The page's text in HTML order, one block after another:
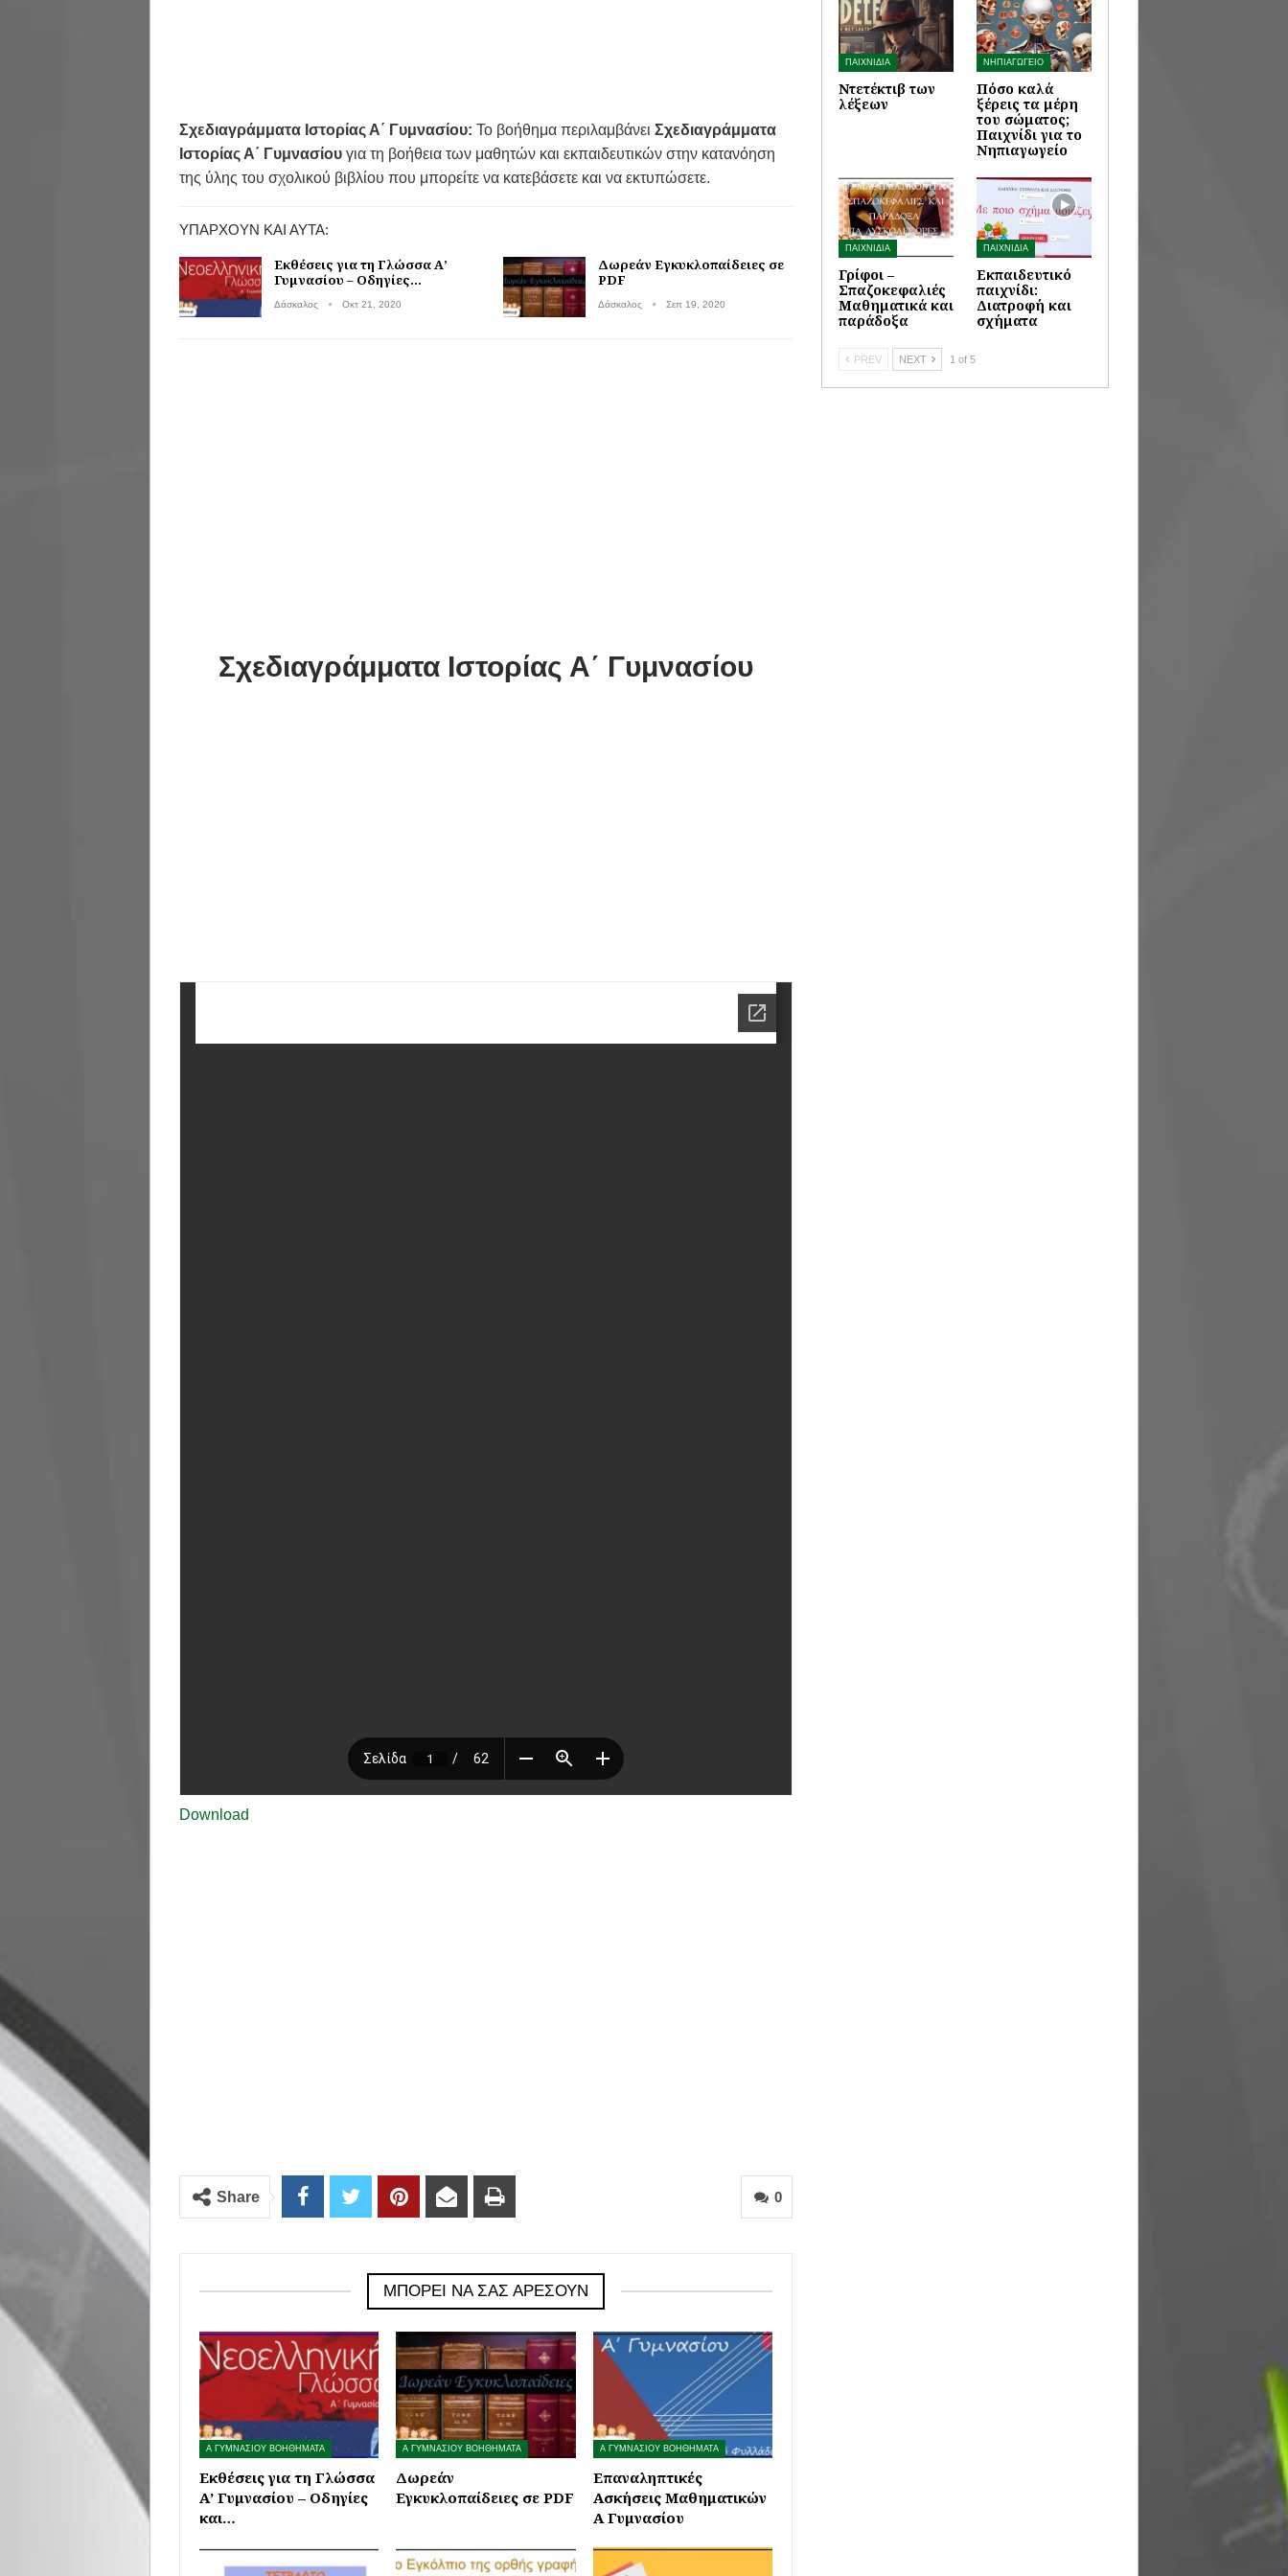
Σχεδιαγράμματα Ιστορίας Α΄ Γυμνασίου: Το βοήθημα περιλαμβάνει Σχεδιαγράμματα
Ιστορίας Α΄ Γυμνασίου για τη βοήθεια των μαθητών και εκπαιδευτικών στην κατανόηση
της ύλης του σχολικού βιβλίου που μπορείτε να κατεβάσετε και να εκτυπώσετε.
ΥΠΆΡΧΟΥΝ ΚΑΙ ΑΥΤΆ:
Εκθέσεις για τη Γλώσσα Α’
Γυμνασίου – Οδηγίες…
Δάσκαλος Οκτ 21, 2020
Δωρεάν Εγκυκλοπαίδειες σε
PDF
Δάσκαλος Σεπ 19, 2020
Σχεδιαγράμματα Ιστορίας Α΄ Γυμνασίου
Download
0
Share
ΜΠΟΡΕΊ ΝΑ ΣΑΣ ΑΡΈΣΟΥΝ
Α ΓΥΜΝΑΣΙΟΥ ΒΟΗΘΗΜΑΤΑ
Εκθέσεις για τη Γλώσσα
Α’ Γυμνασίου – Οδηγίες
και…
Α ΓΥΜΝΑΣΙΟΥ ΒΟΗΘΗΜΑΤΑ
Δωρεάν
Εγκυκλοπαίδειες σε PDF
Α ΓΥΜΝΑΣΙΟΥ ΒΟΗΘΗΜΑΤΑ
Επαναληπτικές
Ασκήσεις Μαθηματικών
Α Γυμνασίου
ΠΑΙΧΝΙΔΙΑ
Ντετέκτιβ των
λέξεων
ΝΗΠΙΑΓΩΓΕΙΟ
Πόσο καλά
ξέρεις τα μέρη
του σώματος;
Παιχνίδι για το
Νηπιαγωγείο
ΠΑΙΧΝΙΔΙΑ
Γρίφοι –
Σπαζοκεφαλιές
Μαθηματικά και
παράδοξα
ΠΑΙΧΝΙΔΙΑ
Εκπαιδευτικό
παιχνίδι:
Διατροφή και
σχήματα
PREV NEXT 1 of 5